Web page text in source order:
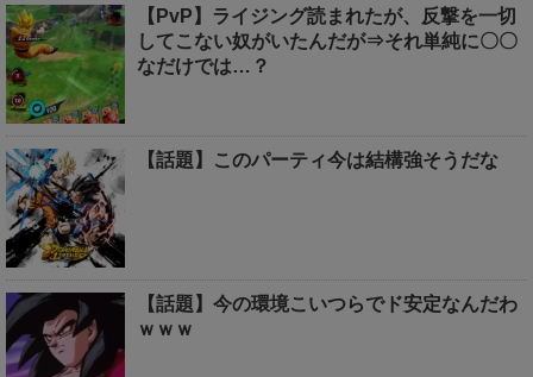
【PvP】ライジング読まれたが、反撃を一切
してこない奴がいたんだが⇒それ単純に〇〇
なだけでは…？
【話題】このパーティ今は結構強そうだな
【話題】今の環境こいつらでド安定なんだわ
ｗｗｗ